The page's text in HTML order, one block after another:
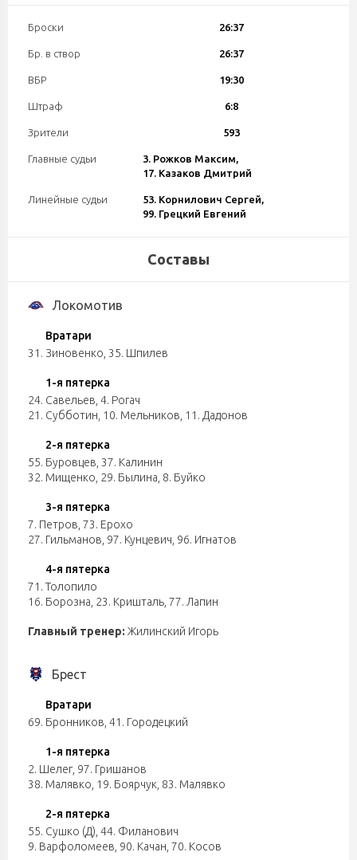
Броски 26:37
Бр. в створ 26:37
ВБР 19:30
Штраф 6:8
Зрители 593
Главные судьи
3. Рожков Максим,
17. Казаков Дмитрий
Линейные судьи
53. Корнилович Сергей,
99. Грецкий Евгений
Составы
Локомотив
Вратари
31. Зиновенко 35. Шпилев
1-я пятерка
24. Савельев 4. Рогач
21. Субботин 10. Мельников 11. Дадонов
2-я пятерка
55. Буровцев 37. Калинин
32. Мищенко 29. Былина 8. Буйко
3-я пятерка
7. Петров 73. Ерохо
27. Гильманов 97. Кунцевич 96. Игнатов
4-я пятерка
71. Толопило
16. Борозна 23. Кришталь 77. Лапин
Главный тренер: Жилинский Игорь
Брест
Вратари
69. Бронников 41. Городецкий
1-я пятерка
2. Шелег, 97. Гришанов
38. Малявко 19. Боярчук 83. Малявко
2-я пятерка
55. Сушко (Д) 44. Филанович
9. Варфоломеев 90. Качан 70. Косов